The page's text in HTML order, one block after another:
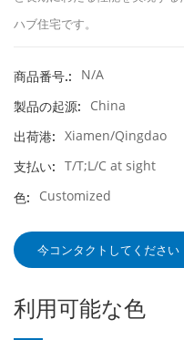
ハブ住宅です。
商品番号.:
N/A
製品の起源:
China
出荷港: Xiamen/Qingdao
支払い: T/T;L/C at sight
色:
Customized
今コンタクトしてください
利用可能な色